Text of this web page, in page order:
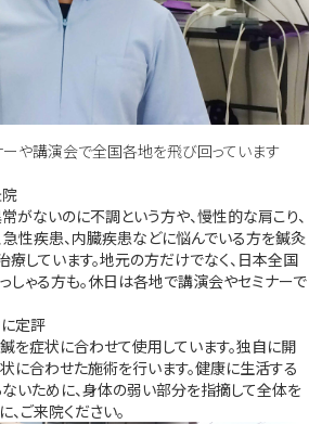
ーや講演会で全国各地を飛び回っています
ないのに不調という方や、慢性的な肩こり、
急性疾患、内臓疾患などに悩んでいる方を鍼灸
しています。地元の方だけでなく、日本全国
しゃる方も。休日は各地で講演会やセミナーで
定評
を症状に合わせて使用しています。独自に開
に合わせた施術を行います。健康に生活する
いために、身体の弱い部分を指摘して全体を
ご来院ください。